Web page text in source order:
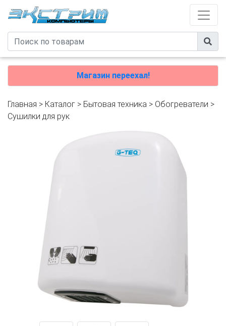
Магазин переехал!
Главная > Каталог > Бытовая техника > Обогреватели >
Сушилки для рук